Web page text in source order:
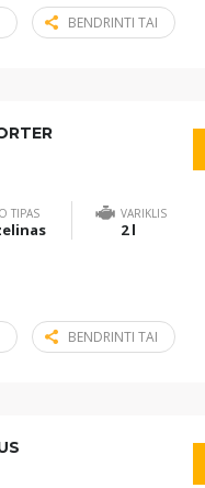
BENDRINTI TAI
TIPAS VARIKLIS
2 l
BENDRINTI TAI